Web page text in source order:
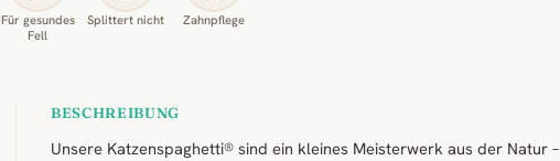
Für gesundes
Fell
Splittert nicht Zahnpflege
BESCHREIBUNG
Unsere Katzenspaghetti® sind ein kleines Meisterwerk aus der Natur –